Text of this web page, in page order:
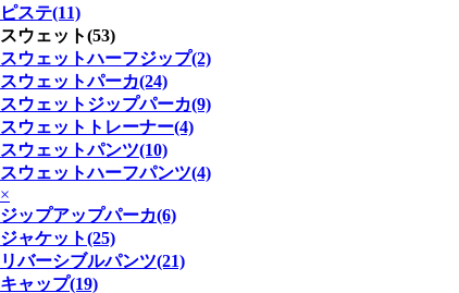
ピステ(11)
スウェット(53)
スウェットハーフジップ(2)
スウェットパーカ(24)
スウェットジップパーカ(9)
スウェットトレーナー(4)
スウェットパンツ(10)
スウェットハーフパンツ(4)
×
ジップアップパーカ(6)
ジャケット(25)
リバーシブルパンツ(21)
キャップ(19)